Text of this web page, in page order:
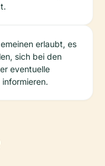
erlaubt, es
sich bei den
eventuelle